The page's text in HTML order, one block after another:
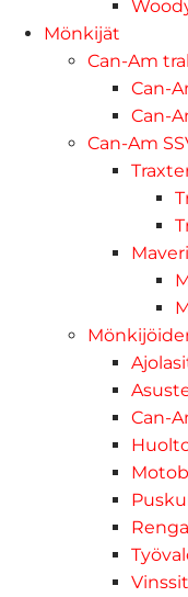
Mönkijät
Can-Am
Can-
Can-
Can-Am
Can-
Vinssit